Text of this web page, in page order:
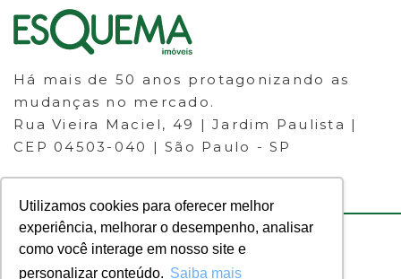
Utilizamos cookies para oferecer melhor
experiência, melhorar o desempenho, analisar
como você interage em nosso site e
personalizar conteúdo. Saiba mais
Há mais de 50 anos protagonizando as
mudanças no mercado.
Rua Vieira Maciel, 49 | Jardim Paulista |
CEP 04503-040 | São Paulo - SP
© 2023 ESQUEMA IMÓVEIS - CRECI